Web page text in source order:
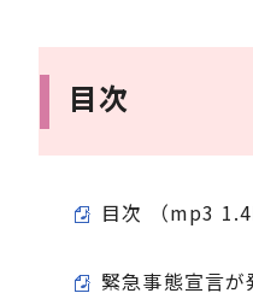
目次
目次 （mp3
緊急事態宣言